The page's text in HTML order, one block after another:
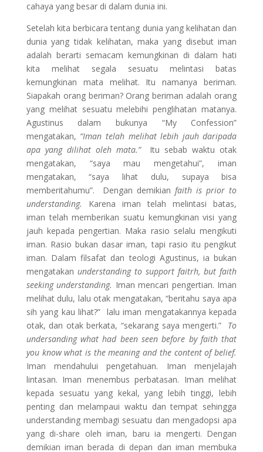
cahaya yang besar di dalam dunia ini.
Setelah kita berbicara tentang dunia yang kelihatan dan
dunia yang tidak kelihatan, maka yang disebut iman
adalah berarti semacam kemungkinan di dalam hati
kita melihat segala sesuatu melintasi batas
kemungkinan mata melihat. Itu namanya beriman.
Siapakah orang beriman? Orang beriman adalah orang
yang melihat sesuatu melebihi penglihatan matanya.
Agustinus dalam bukunya “My Confession”
mengatakan, “Iman telah melihat lebih jauh daripada
apa yang dilihat oleh mata.”Itu sebab waktu otak
mengatakan, “saya mau mengetahui”, iman
mengatakan, “saya lihat dulu, supaya bisa
memberitahumu”. Dengan demikianfaith is prior to
understanding. Karena iman telah melintasi batas,
iman telah memberikan suatu kemungkinan visi yang
jauh kepada pengertian. Maka rasio selalu mengikuti
iman. Rasio bukan dasar iman, tapi rasio itu pengikut
iman. Dalam filsafat dan teologi Agustinus, ia bukan
mengatakan understanding to support faitrh, but faith
seeking understanding. Iman mencari pengertian. Iman
melihat dulu, lalu otak mengatakan, “beritahu saya apa
sih yang kau lihat?” lalu iman mengatakannya kepada
otak, dan otak berkata, “sekarang saya mengerti.” To
undersanding what had been seen before by faith that
you know what is the meaning and the content of belief.
Iman mendahului pengetahuan. Iman menjelajah
lintasan. Iman menembus perbatasan. Iman melihat
kepada sesuatu yang kekal, yang lebih tinggi, lebih
penting dan melampaui waktu dan tempat sehingga
understanding membagi sesuatu dan mengadopsi apa
yang di-share oleh iman, baru ia mengerti. Dengan
demikian iman berada di depan dan iman membuka